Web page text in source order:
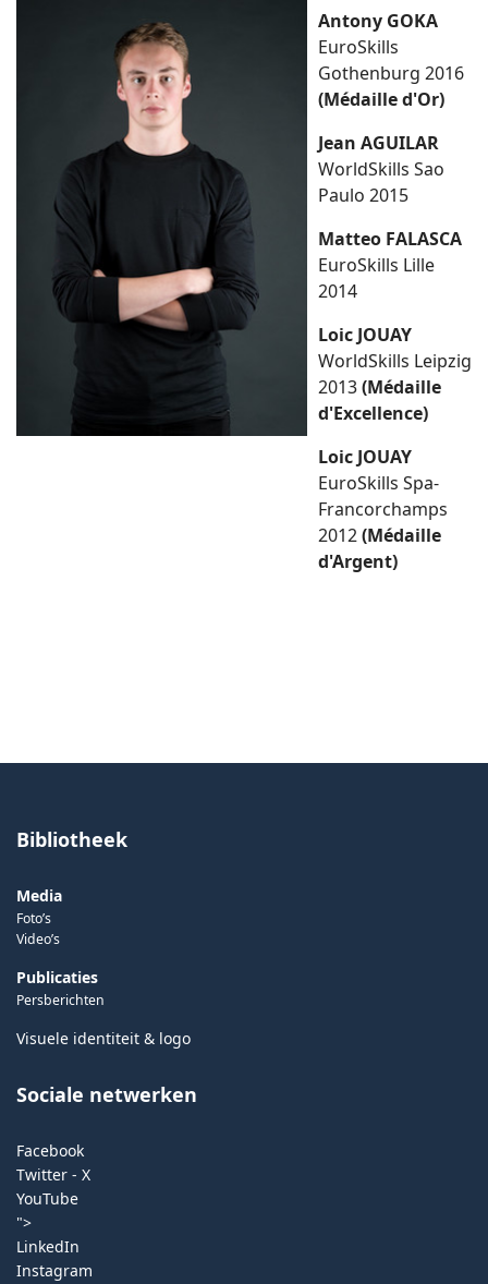
Antony GOKA
EuroSkills
Gothenburg 2016
(Médaille d'Or)
Jean AGUILAR
WorldSkills Sao
Paulo 2015
Matteo FALASCA
EuroSkills Lille
2014
Loic JOUAY
WorldSkills Leipzig
2013(Médaille
d'Excellence)
Loic JOUAY
EuroSkills Spa-
Francorchamps
2012(Médaille
d'Argent)
Bibliotheek
Media
Foto’s
Video’s
Publicaties
Persberichten
Visuele identiteit & logo
Sociale netwerken
Facebook
Twitter - X
YouTube
">
LinkedIn
Instagram